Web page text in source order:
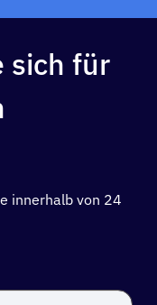
sich für
innerhalb von 24